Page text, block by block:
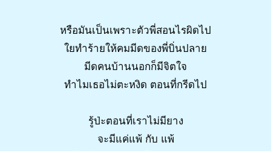
หรือมันเป็นเพราะตัวพี่สอนไรผิดไป
ใยทำร้ายให้คมมีดของพี่บิ่นปลาย
มีดคนบ้านนอกก็มีจิตใจ
ทำไมเธอไม่ตะหงิด ตอนที่กรีดไป
รู้ป่ะตอนที่เราไม่มียาง
จะมีแค่แพ้ กับ แพ้